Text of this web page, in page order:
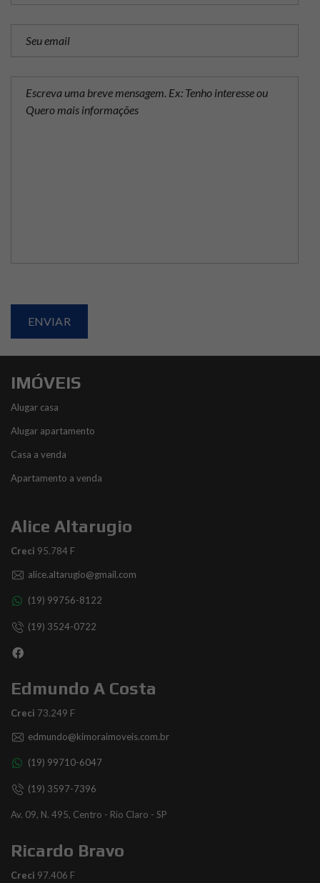
IMÓVEIS
Alugar casa
Alugar apartamento
Casa a venda
Apartamento a venda
Alice Altarugio
Creci 95.784 F
alice.altarugio@gmail.com
(19) 99756-8122
(19) 3524-0722
Edmundo A Costa
Creci 73.249 F
edmundo@kimoraimoveis.com.br
(19) 99710-6047
(19) 3597-7396
Av. 09, N. 495, Centro - Rio Claro - SP
Ricardo Bravo
Creci 97.406 F